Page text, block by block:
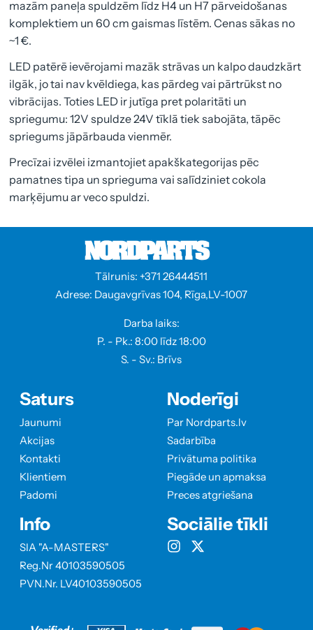
mazām paneļa spuldzēm līdz H4 un H7 pārveidošanas
komplektiem un 60 cm gaismas līstēm. Cenas sākas no
~1 €.
LED patērē ievērojami mazāk strāvas un kalpo daudzkārt
ilgāk, jo tai nav kvēldiega, kas pārdeg vai pārtrūkst no
vibrācijas. Toties LED ir jutīga pret polaritāti un
spriegumu: 12V spuldze 24V tīklā tiek sabojāta, tāpēc
spriegums jāpārbauda vienmēr.
Precīzai izvēlei izmantojiet apakškategorijas pēc
pamatnes tipa un sprieguma vai salīdziniet cokola
marķējumu ar veco spuldzi.
Tālrunis: +371 26444511
Adrese: Daugavgrīvas 104, Rīga,LV-1007
Darba laiks:
P. - Pk.: 8:00 līdz 18:00
S. - Sv.: Brīvs
Saturs
Jaunumi
Akcijas
Kontakti
Klientiem
Padomi
Info
SIA "A-MASTERS"
Reg.Nr 40103590505
PVN.Nr. LV40103590505
Noderīgi
Par Nordparts.lv
Sadarbība
Privātuma politika
Piegāde un apmaksa
Preces atgriešana
Sociālie tīkli